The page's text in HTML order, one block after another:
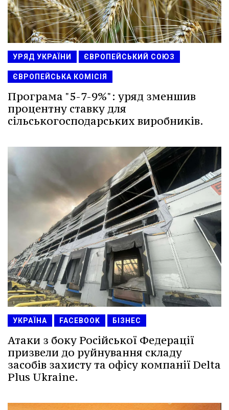
УРЯД УКРАЇНИ ЄВРОПЕЙСЬКИЙ СОЮЗ
ЄВРОПЕЙСЬКА КОМІСІЯ
Програма "5-7-9%": уряд зменшив
процентну ставку для
сільськогосподарських виробників.
УКРАЇНА FACEBOOK БІЗНЕС
Атаки з боку Російської Федерації
призвели до руйнування складу
засобів захисту та офісу компанії Delta
Plus Ukraine.